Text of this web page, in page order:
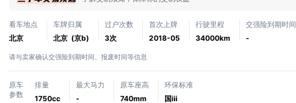
看车地点
北京
车牌归属
北京 (京b)
过户次数
3次
首次上牌
2018-05
行驶里程
34000km
交强险到期时间
-
请与卖家确认交强险到期时间、报废时间等信息
原车
参数
排量
1750cc
最大马力
-
原车座高
740mm
环保标准
国ⅲ